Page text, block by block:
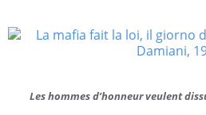
Les hommes d’honneur veulent